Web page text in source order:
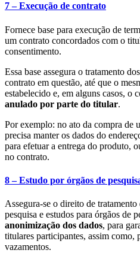
7 – Execução de contrato
Fornece base para execução de
um contrato concordados com o
consentimento.
Essa base assegura o tratamento
contrato em questão, até que o
estabelecido e, em alguns casos, o
anulado por parte do titular.
Por exemplo: no ato da compra de
precisa manter os dados do
para efetuar a entrega do produto,
no contrato.
8 – Estudo por órgãos de
Assegura-se o direito de
pesquisa e estudos para órgãos de
anonimização dos dados, para
titulares participantes, assim como,
vazamentos.